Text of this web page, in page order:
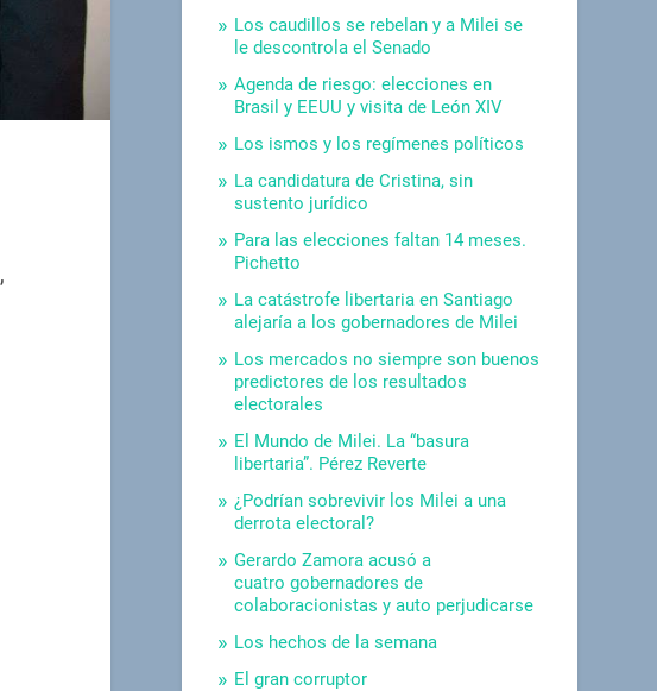
,
Los caudillos se rebelan y a Milei se
le descontrola el Senado
Agenda de riesgo: elecciones en
Brasil y EEUU y visita de León XIV
Los ismos y los regímenes políticos
La candidatura de Cristina, sin
sustento jurídico
Para las elecciones faltan 14 meses.
Pichetto
La catástrofe libertaria en Santiago
alejaría a los gobernadores de Milei
Los mercados no siempre son buenos
predictores de los resultados
electorales
El Mundo de Milei. La “basura
libertaria”. Pérez Reverte
¿Podrían sobrevivir los Milei a una
derrota electoral?
Gerardo Zamora acusó a
cuatro gobernadores de
colaboracionistas y auto perjudicarse
Los hechos de la semana
El gran corruptor